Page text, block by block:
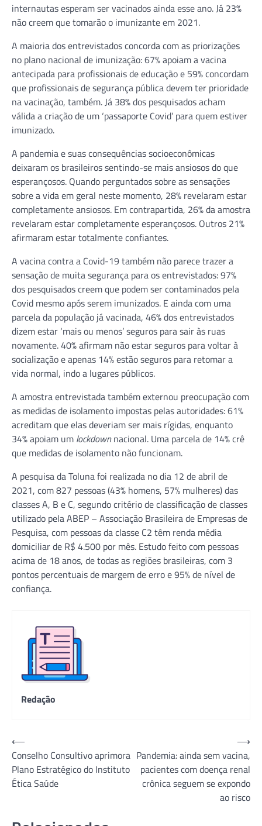
internautas esperam ser vacinados ainda esse ano. Já 23%
não creem que tomarão o imunizante em 2021.
A maioria dos entrevistados concorda com as priorizações
no plano nacional de imunização: 67% apoiam a vacina
antecipada para profissionais de educação e 59% concordam
que profissionais de segurança pública devem ter prioridade
na vacinação, também. Já 38% dos pesquisados acham
válida a criação de um ‘passaporte Covid’ para quem estiver
imunizado.
A pandemia e suas consequências socioeconômicas
deixaram os brasileiros sentindo-se mais ansiosos do que
esperançosos. Quando perguntados sobre as sensações
sobre a vida em geral neste momento, 28% revelaram estar
completamente ansiosos. Em contrapartida, 26% da amostra
revelaram estar completamente esperançosos. Outros 21%
afirmaram estar totalmente confiantes.
A vacina contra a Covid-19 também não parece trazer a
sensação de muita segurança para os entrevistados: 97%
dos pesquisados creem que podem ser contaminados pela
Covid mesmo após serem imunizados. E ainda com uma
parcela da população já vacinada, 46% dos entrevistados
dizem estar ‘mais ou menos’ seguros para sair às ruas
novamente. 40% afirmam não estar seguros para voltar à
socialização e apenas 14% estão seguros para retomar a
vida normal, indo a lugares públicos.
A amostra entrevistada também externou preocupação com
as medidas de isolamento impostas pelas autoridades: 61%
acreditam que elas deveriam ser mais rígidas, enquanto
34% apoiam um lockdownnacional. Uma parcela de 14% crê
que medidas de isolamento não funcionam.
A pesquisa da Toluna foi realizada no dia 12 de abril de
2021, com 827 pessoas (43% homens, 57% mulheres) das
classes A, B e C, segundo critério de classificação de classes
utilizado pela ABEP – Associação Brasileira de Empresas de
Pesquisa, com pessoas da classe C2 têm renda média
domiciliar de R$ 4.500 por mês. Estudo feito com pessoas
acima de 18 anos, de todas as regiões brasileiras, com 3
pontos percentuais de margem de erro e 95% de nível de
confiança.
Redação
Navegação
de
Post
⟵
Conselho Consultivo aprimora
Plano Estratégico do Instituto
Ética Saúde
Pandemia: ainda sem vacina,
pacientes com doença renal
crônica seguem se expondo
ao risco
⟶